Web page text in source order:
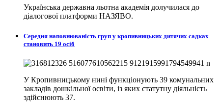
Українська державна льотна академія долучилася до
діалогової платформи НАЗЯВО.
Середня наповнюваність груп у кропивницьких дитячих садках
становить 19 осіб
У Кропивницькому нині функціонують 39 комунальних
закладів дошкільної освіти, із яких статутну діяльність
здійснюють 37.